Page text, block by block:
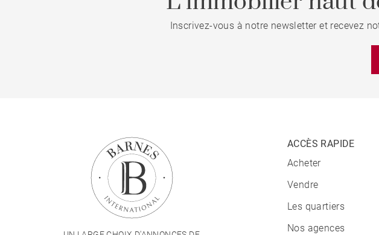
Inscrivez-vous à notre newsletter et recevez
ACCÈS RAPIDE
Acheter
Vendre
Les quartiers
Nos agences